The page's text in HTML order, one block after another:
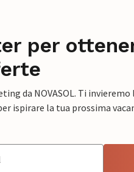
per
da NOVASOL. Ti
ispirare la tua prossima